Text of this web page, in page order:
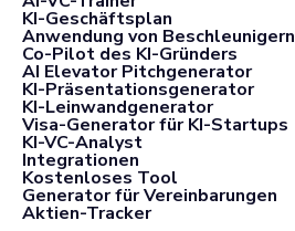
KI-Geschäftsplan
Anwendung von Beschleunigern
Co-Pilot des KI-Gründers
AI Elevator Pitchgenerator
KI-Präsentationsgenerator
KI-Leinwandgenerator
Visa-Generator für KI-Startups
KI-VC-Analyst
Integrationen
Kostenloses Tool
Generator für Vereinbarungen
Aktien-Tracker